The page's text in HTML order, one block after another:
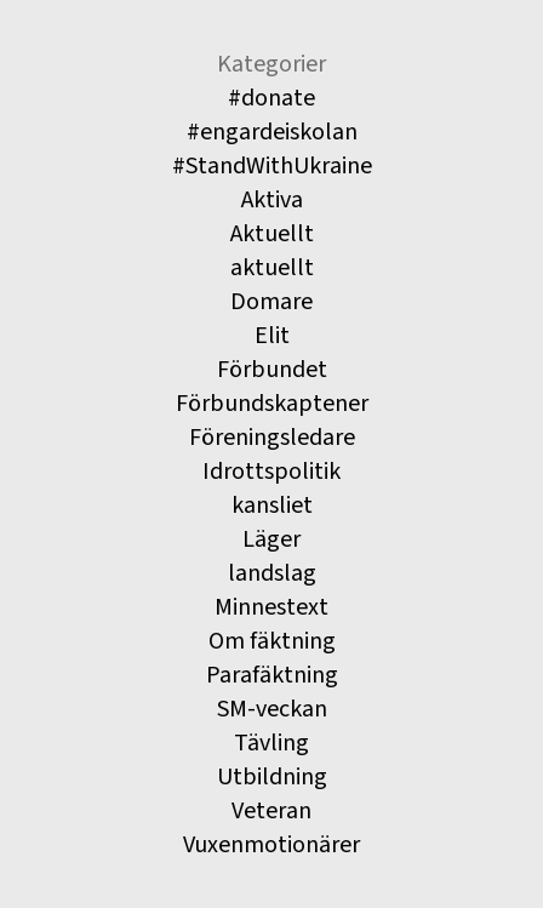
Kategorier
#donate
#engardeiskolan
#StandWithUkraine
Aktiva
Aktuellt
aktuellt
Domare
Elit
Förbundet
Förbundskaptener
Föreningsledare
Idrottspolitik
kansliet
Läger
landslag
Minnestext
Om fäktning
Parafäktning
SM-veckan
Tävling
Utbildning
Veteran
Vuxenmotionärer